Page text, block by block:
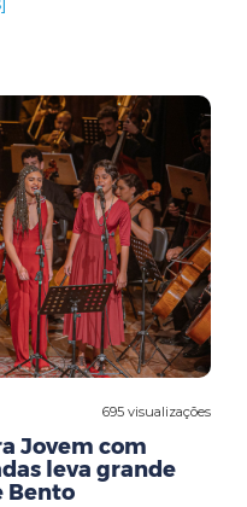
695 visualizações
Jovem com
leva grande
Bento